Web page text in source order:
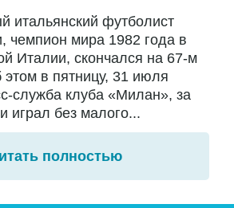
итальянский футболист
чемпион мира 1982 года в
Италии, скончался на 67-м
в пятницу, 31 июля
служба клуба «Милан», за
играл без малого...
полностью